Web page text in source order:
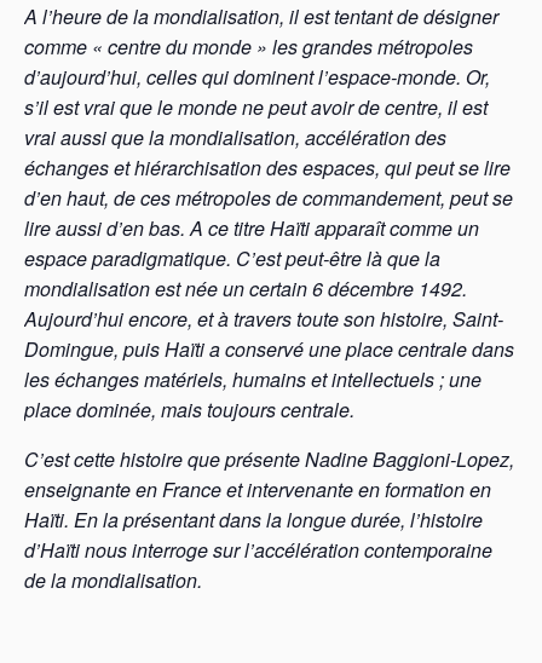
A l’heure de la mondialisation, il est tentant de désigner
comme « centre du monde » les grandes métropoles
d’aujourd’hui, celles qui dominent l’espace-monde. Or,
s’il est vrai que le monde ne peut avoir de centre, il est
vrai aussi que la mondialisation, accélération des
échanges et hiérarchisation des espaces, qui peut se lire
d’en haut, de ces métropoles de commandement, peut se
lire aussi d’en bas. A ce titre Haïti apparaît comme un
espace paradigmatique. C’est peut-être là que la
mondialisation est née un certain 6 décembre 1492.
Aujourd’hui encore, et à travers toute son histoire, Saint-
Domingue, puis Haïti a conservé une place centrale dans
les échanges matériels, humains et intellectuels ; une
place dominée, mais toujours centrale.
C’est cette histoire que présente Nadine Baggioni-Lopez,
enseignante en France et intervenante en formation en
Haïti. En la présentant dans la longue durée, l’histoire
d’Haïti nous interroge sur l’accélération contemporaine
de la mondialisation.